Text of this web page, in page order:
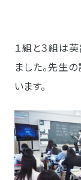
１組と３組は
ました。先生
います。